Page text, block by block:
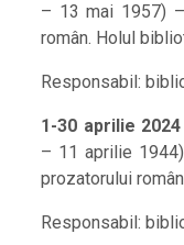
– 13 mai 1957) –
român. Holul
Responsabil:
1-30 aprilie 2024
– 11 aprilie
prozatorului
Responsabil: